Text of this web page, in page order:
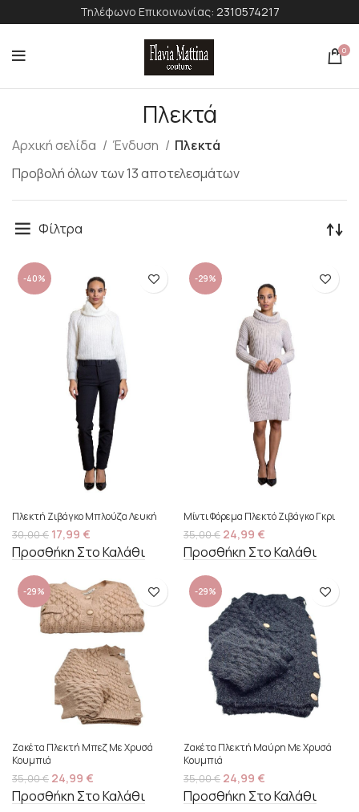
Τηλέφωνο Επικοινωνίας: 2310574217
0
Πλεκτά
Αρχική σελίδα Ένδυση
Πλεκτά
Προβολή όλων των 13 αποτελεσμάτων
Φίλτρα
-40%
Πλεκτή Ζιβάγκο Μπλούζα Λευκή
30,00€ 17,99 €
Προσθήκη Στο Καλάθι
-29%
Μίντι Φόρεμα Πλεκτό Ζιβάγκο Γκρι
35,00€ 24,99 €
Προσθήκη Στο Καλάθι
-29%
Ζακέτα Πλεκτή Μπεζ Με Χρυσά
Κουμπιά
35,00€ 24,99 €
Προσθήκη Στο Καλάθι
-29%
Ζακέτα Πλεκτή Μαύρη Με Χρυσά
Κουμπιά
35,00€ 24,99 €
Προσθήκη Στο Καλάθι